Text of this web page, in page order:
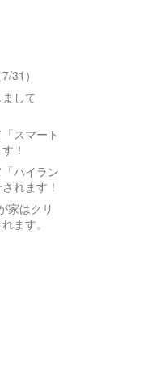
31）
して
スマート
！
ハイラン
れます！
家はクリ
ます。